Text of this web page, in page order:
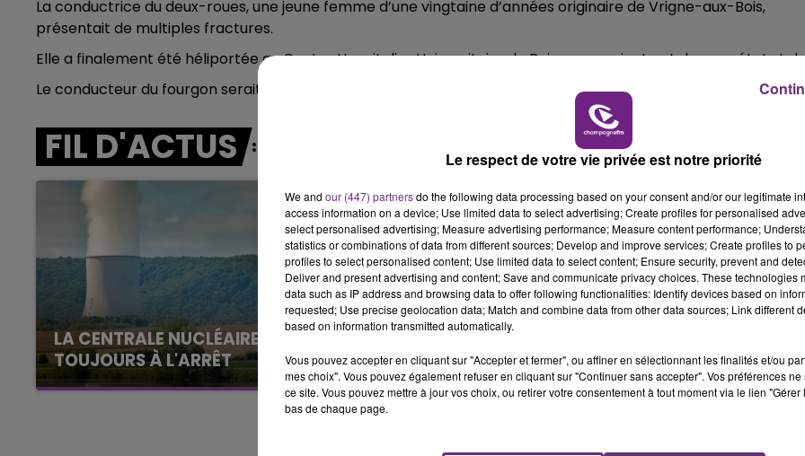
7h00 - 12h00
LE WEEK-END CHAMPAGNE FM LE WEEK-END CHAMPAGNE FM
La conductrice du deux-roues, une jeune femme d’une vingtaine d’années originaire de Vrigne-aux-Bois,
présentait de multiples fractures.
Elle a finalement été héliportée au Centre Hospitalier Universitaire de Reims, consciente et dans un état
Le conducteur du fourgon serait, quant à lui, indemne.
FIL D'ACTUS
LA CENTRALE NUCLÉAIRE DE CHOOZ
TOUJOURS À L'ARRÊT
Cela fait déjà une semaine que la centrale
nucléaire ardennaise est à l'arrêt. Une situation
LE MAGASIN JOUÉCLUB DE REIMS FERME
SES PORTES
C'était l'une des institutions du centre-ville
rémois. Le magasin JouéClub est contraint de
Le respect de votre vie privée est notre priorité
We and our (447) partnersdo the following data processing based on your consent and/or our legitimate
access information on a device; Use limited data to select advertising; Create profiles for personalised
select personalised advertising; Measure advertising performance; Measure content performance;
statistics or combinations of data from different sources; Develop and improve services; Create profiles to
profiles to select personalised content; Use limited data to select content; Ensure security, prevent and
Deliver and present advertising and content; Save and communicate privacy choices. These technologies
data such as IP address and browsing data to offer following functionalities: Identify devices based on
requested; Use precise geolocation data; Match and combine data from other data sources; Link different
based on information transmitted automatically.
Vous pouvez accepter en cliquant sur "Accepter et fermer", ou affiner en sélectionnant les finalités et/ou
mes choix". Vous pouvez également refuser en cliquant sur "Continuer sans accepter". Vos préférences
ce site. Vous pouvez mettre à jour vos choix, ou retirer votre consentement à tout moment via le lien
bas de chaque page.